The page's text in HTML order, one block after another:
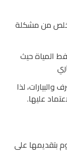
من مشكلة
المياة حيث
لذا
عليها.
على